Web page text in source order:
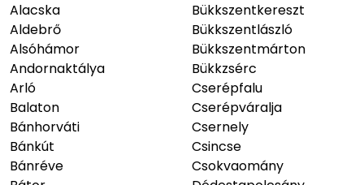
Alacska
Aldebrő
Alsóhámor
Andornaktálya
Arló
Balaton
Bánhorváti
Bánkút
Bánréve
Bükkszentkereszt
Bükkszentlászló
Bükkszentmárton
Bükkzsérc
Cserépfalu
Cserépváralja
Csernely
Csincse
Csokvaomány